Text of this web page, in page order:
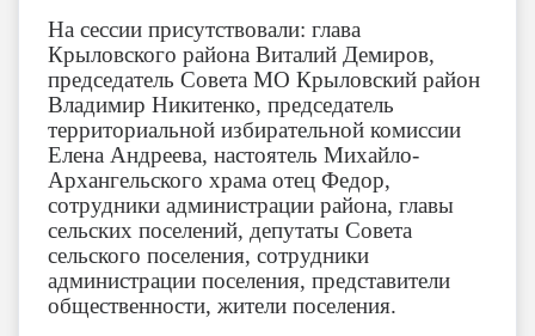
На сессии присутствовали: глава
Крыловского района Виталий Демиров,
председатель Совета МО Крыловский район
Владимир Никитенко, председатель
территориальной избирательной комиссии
Елена Андреева, настоятель Михайло-
Архангельского храма отец Федор,
сотрудники администрации района, главы
сельских поселений, депутаты Совета
сельского поселения, сотрудники
администрации поселения, представители
общественности, жители поселения.